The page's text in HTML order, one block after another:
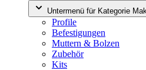
Untermenü für Kategorie
Profile
Befestigungen
Muttern & Bolzen
Zubehör
Kits